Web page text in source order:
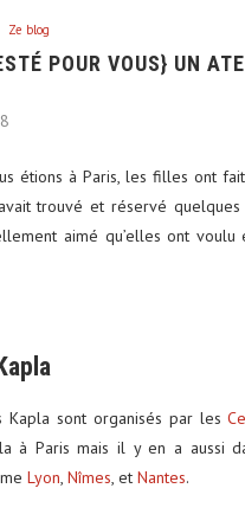
Ze blog
POUR VOUS} UN
étions à Paris, les filles ont
trouvé et réservé quelques
aimé qu’elles ont
Kapla sont organisés par les
à Paris mais il y en a aussi
Lyon, Nîmes, et Nantes.